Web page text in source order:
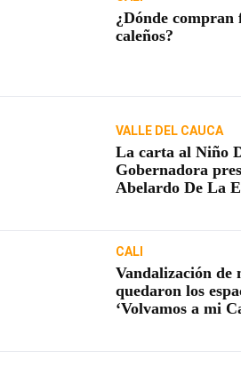
¿Dónde
caleños?
VALLE DEL CAUCA
La carta al Niño
Gobernadora
Abelardo De La
CALI
Vandalización de
quedaron los
‘Volvamos a mi